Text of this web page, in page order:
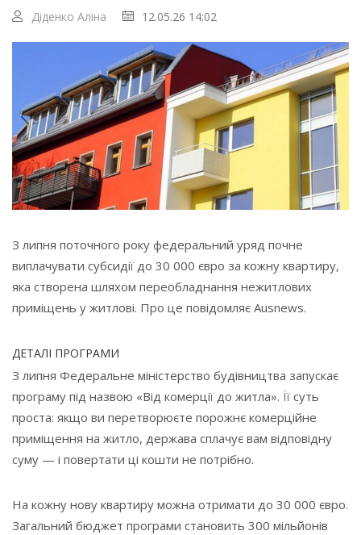
Діденко Аліна 12.05.26 14:02
З липня поточного року федеральний уряд почне
виплачувати субсидії до 30 000 євро за кожну квартиру,
яка створена шляхом переобладнання нежитлових
приміщень у житлові. Про це повідомляє Ausnews.
ДЕТАЛІ ПРОГРАМИ
З липня Федеральне міністерство будівництва запускає
програму під назвою «Від комерції до житла». Її суть
проста: якщо ви перетворюєте порожнє комерційне
приміщення на житло, держава сплачує вам відповідну
суму — і повертати ці кошти не потрібно.
На кожну нову квартиру можна отримати до 30 000 євро.
Загальний бюджет програми становить 300 мільйонів